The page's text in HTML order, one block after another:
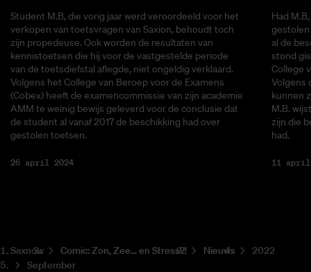
Student M.B, die vorig jaar werd veroordeeld voor het
verkopen van toetsvragen van Saxion, behoudt toch
zijn propedeuse. Ook worden de resultaten van
kennistoetsen die hij voor de vastgestelde periode
van de toetsdiefstal aflegde, niet ongeldig verklaard.
Volgens het College van Beroep voor de Examens
(Cobex) heeft de examencommissie van zijn academie
AMM te weinig bewijs geleverd voor de conclusie dat
de student al vanaf 2017 de beschikking had over
gestolen toetsen.
26 april 2024
Had
al de
stond
College
Volgens
kunnen
M.B.
zijn die
had.
11 april
Saxnow Co­mic: Zon, Zee... en Stress?! Nieuws
2022
September